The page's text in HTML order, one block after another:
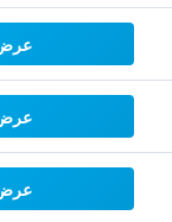
عرض
عرض
عرض